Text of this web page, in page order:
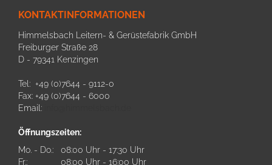
KONTAKTINFORMATIONEN
Himmelsbach Leitern- & Gerüstefabrik GmbH
Freiburger Straße 28
D - 79341 Kenzingen
Tel: +49 (0)7644 - 9112-0
Fax: +49 (0)7644 - 6000
Email:
Öffnungszeiten:
Mo. - Do.:
08:00 Uhr - 17:30 Uhr
Fr.:
08:00 Uhr - 16:00 Uhr